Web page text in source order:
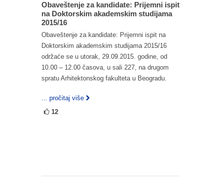
Obaveštenje za kandidate: Prijemni ispit
na Doktorskim akademskim studijama
2015/16
Obaveštenje za kandidate: Prijemni ispit na
Doktorskim akademskim studijama 2015/16
održaće se u utorak, 29.09.2015. godine, od
10.00 – 12.00 časova, u sali 227, na drugom
spratu Arhitektonskog fakulteta u Beogradu.
... pročitaj više
12